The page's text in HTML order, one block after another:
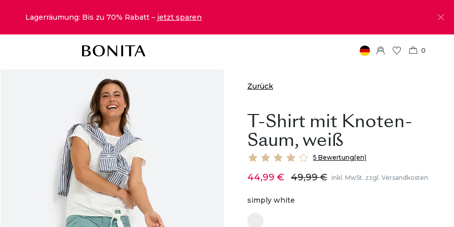
Lagerräumung: Bis zu 70% Rabatt – jetzt sparen
0
Zurück
T-Shirt mit Knoten-
Saum, weiß
5 Bewertung(en)
44,99 € 49,99 € inkl. MwSt. zzgl. Versandkosten
simply white